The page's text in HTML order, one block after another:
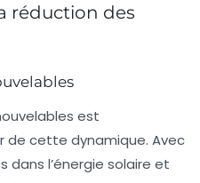
réduction des
est
cette dynamique. Avec
dans l’énergie solaire et